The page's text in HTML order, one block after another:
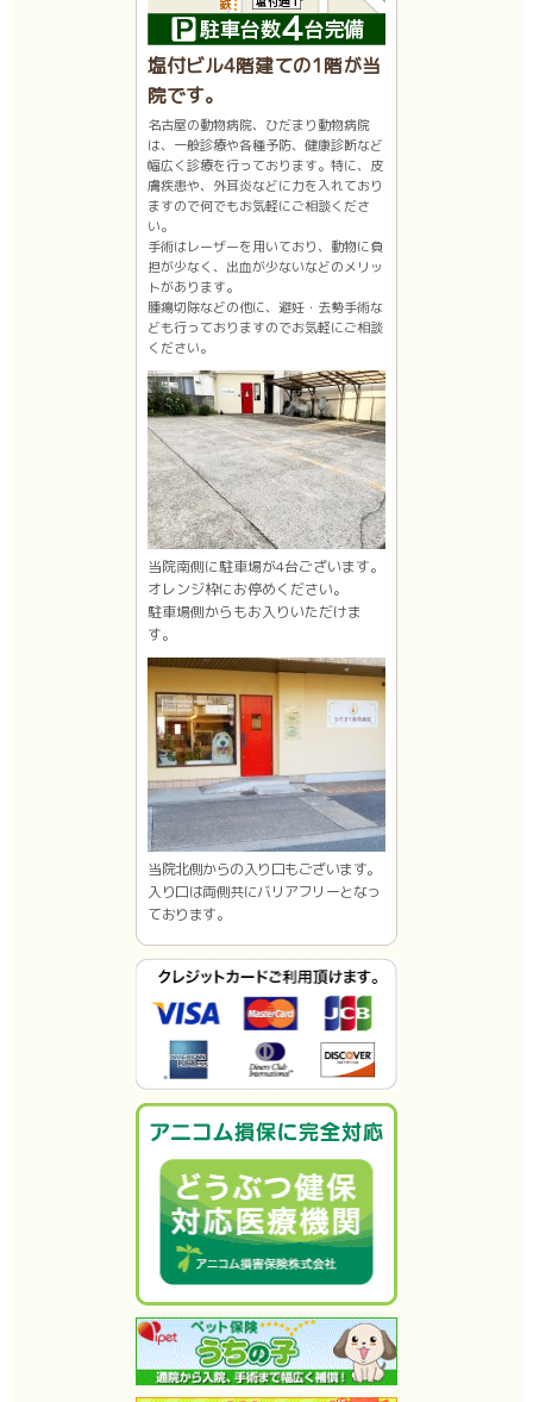
塩付ビル4階建ての1階が当
院です。
名古屋の動物病院、ひだまり動物病院
は、一般診療や各種予防、健康診断など
幅広く診療を行っております。特に、皮
膚疾患や、外耳炎などに力を入れており
ますので何でもお気軽にご相談くださ
い。
手術はレーザーを用いており、動物に負
担が少なく、出血が少ないなどのメリッ
トがあります。
腫瘍切除などの他に、避妊・去勢手術な
ども行っておりますのでお気軽にご相談
ください。
当院南側に駐車場が4台ございます。
オレンジ枠にお停めください。
駐車場側からもお入りいただけま
す。
当院北側からの入り口もございます。
入り口は両側共にバリアフリーとなっ
ております。